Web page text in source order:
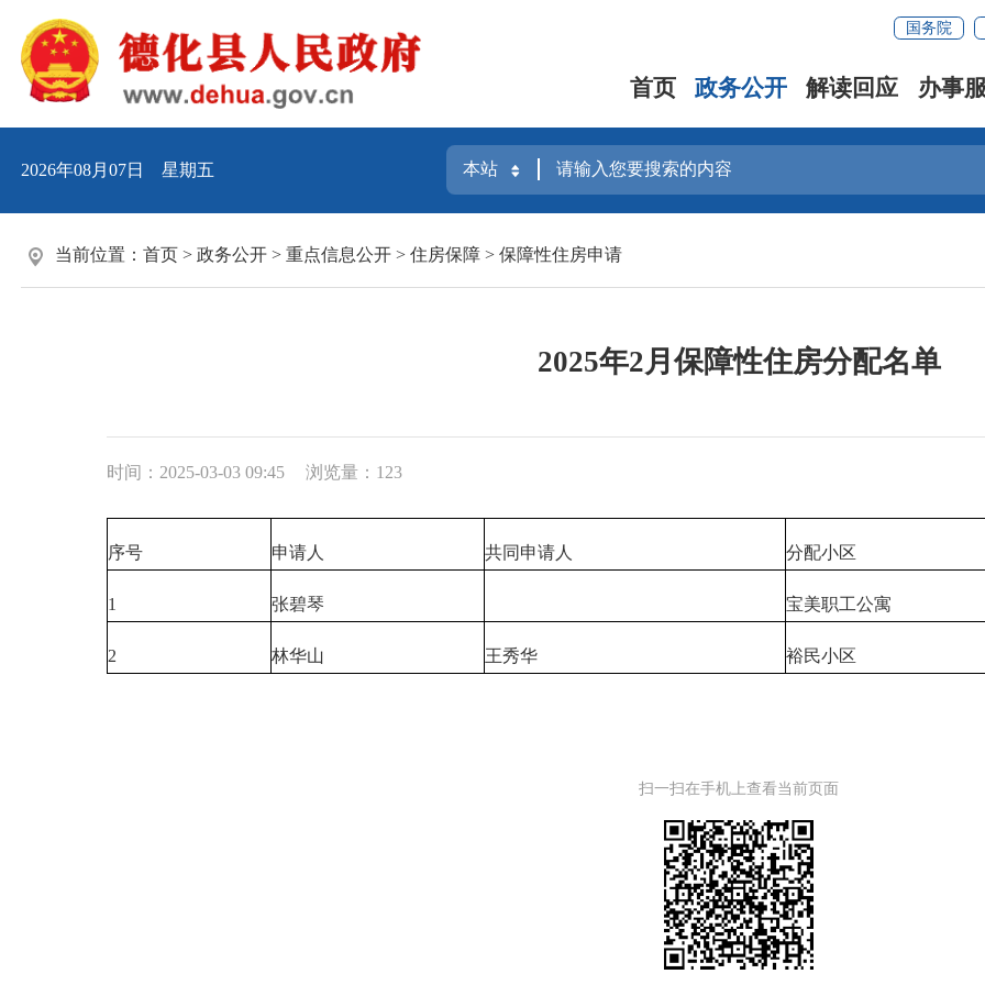
国务院
首页 政务公开 解读回应 办事
2026年08月07日 星期五
当前位置： 首页 > 政务公开 > 重点信息公开 > 住房保障 > 保障性住房申请
2025年2月保障性住房分配名单
时间：2025-03-03 09:45 浏览量： 123
序号 申请人 共同申请人 分配小区
1 张碧琴 宝美职工公寓
2 林华山 王秀华 裕民小区
扫一扫在手机上查看当前页面